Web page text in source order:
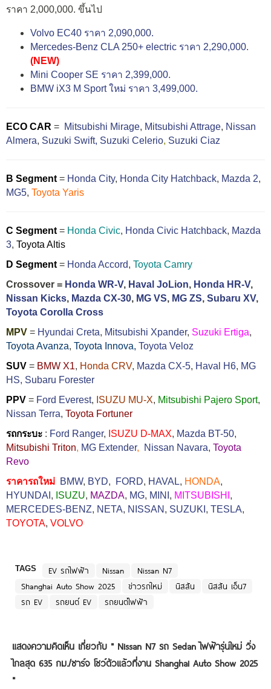
ราคา 2,000,000. ขึ้นไป
Volvo EC40 ราคา 2,090,000.
Mercedes-Benz CLA 250+ electric ราคา 2,290,000.
(NEW)
Mini Cooper SE ราคา 2,399,000.
BMW iX3 M Sport ใหม่ ราคา 3,499,000.
ECO CAR = Mitsubishi Mirage, Mitsubishi Attrage, Nissan
Almera, Suzuki Swift, Suzuki Celerio, Suzuki Ciaz
B Segment = Honda City, Honda City Hatchback, Mazda 2,
MG5, Toyota Yaris
C Segment = Honda Civic, Honda Civic Hatchback, Mazda
3, Toyota Altis
D Segment = Honda Accord, Toyota Camry
Crossover = Honda WR-V, Haval JoLion, Honda HR-V,
Nissan Kicks, Mazda CX-30, MG VS, MG ZS, Subaru XV,
Toyota Corolla Cross
MPV = Hyundai Creta, Mitsubishi Xpander, Suzuki Ertiga,
Toyota Avanza, Toyota Innova, Toyota Veloz
SUV = BMW X1, Honda CRV, Mazda CX-5, Haval H6, MG
HS, Subaru Forester
PPV = Ford Everest, ISUZU MU-X, Mitsubishi Pajero Sport,
Nissan Terra, Toyota Fortuner
รถกระบะ : Ford Ranger, ISUZU D-MAX, Mazda BT-50,
Mitsubishi Triton, MG Extender, Nissan Navara, Toyota
Revo
ราคารถใหม่ BMW, BYD, FORD, HAVAL, HONDA,
HYUNDAI , ISUZU, MAZDA, MG, MINI , MITSUBISHI ,
MERCEDES-BENZ, NETA, NISSAN , SUZUKI , TESLA,
TOYOTA, VOLVO
TAGS EV รถไฟฟ้า Nissan
Nissan N7
Shanghai Auto Show 2025
ข่าวรถใหม่ นิสสัน
นิสสัน เอ็น7
รถ EV
รถยนต์ EV รถยนต์ไฟฟ้า
แสดงความคิดเห็น เกี่ยวกับ " Nissan N7 รถ Sedan ไฟฟ้ารุ่นใหม่ วิ่ง
ไกลสุด 635 กม./ชาร์จ โชว์ตัวแล้วที่งาน Shanghai Auto Show 2025
"